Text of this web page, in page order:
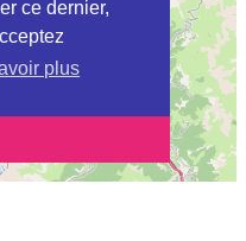
ce dernier,
plus